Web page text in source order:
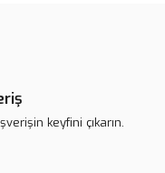
keyfini çıkarın.